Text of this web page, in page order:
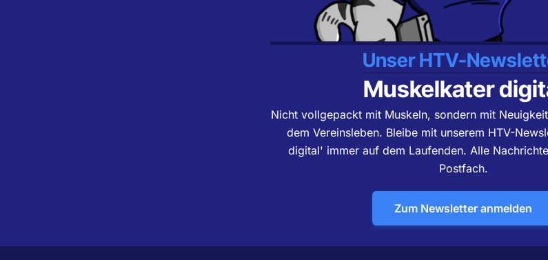
Unser HTV-
Muskelkater
Nicht vollgepackt mit Muskeln, sondern mit
dem Vereinsleben. Bleibe mit unserem HTV-
digital' immer auf dem Laufenden. Alle
Postfach.
Zum Newsletter anmelden